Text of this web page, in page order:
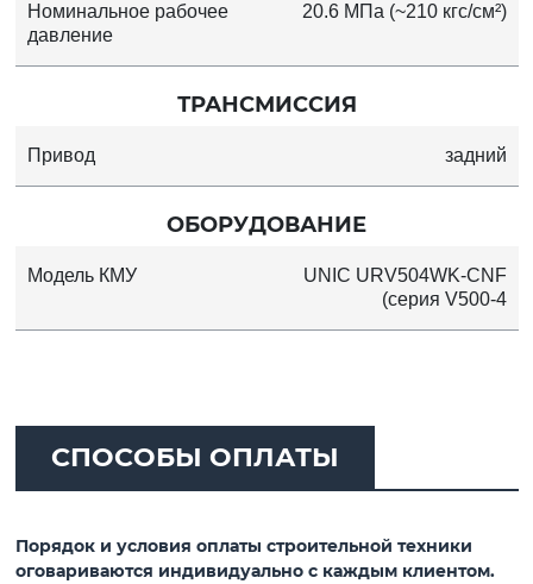
Номинальное рабочее
давление
20.6 МПа (~210 кгс/см²)
ТРАНСМИССИЯ
Привод задний
ОБОРУДОВАНИЕ
Модель КМУ
UNIC URV504WK-CNF
(серия V500-4
СПОСОБЫ ОПЛАТЫ
Порядок и условия оплаты строительной техники
оговариваются индивидуально с каждым клиентом.